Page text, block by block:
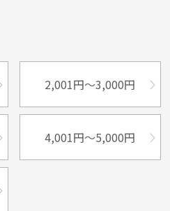
2,001円～3,000円
4,001円～5,000円